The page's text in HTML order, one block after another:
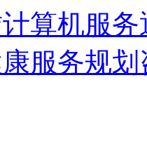
计算机服务
服务规划